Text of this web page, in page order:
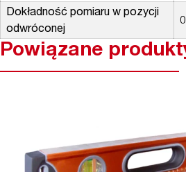
Dokładność pomiaru w pozycji
odwróconej
Powiązane